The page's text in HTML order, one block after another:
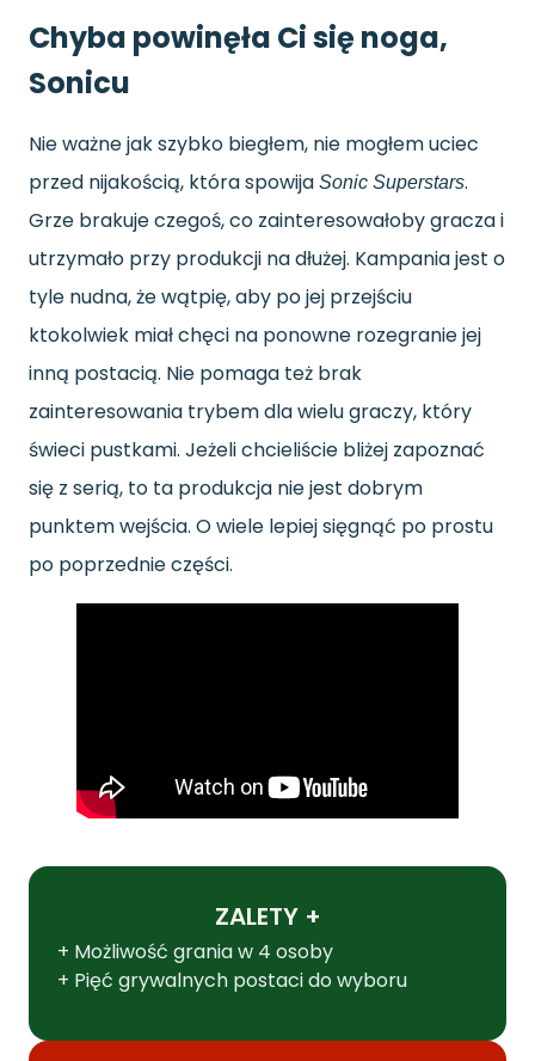
Chyba powinęła Ci się noga,
Sonicu
Nie ważne jak szybko biegłem, nie mogłem uciec
przed nijakością, która spowija Sonic Superstars.
Grze brakuje czegoś, co zainteresowałoby gracza i
utrzymało przy produkcji na dłużej. Kampania jest o
tyle nudna, że wątpię,aby po jej przejściu
ktokolwiek miał chęci na ponowne rozegranie jej
inną postacią. Nie pomaga też brak
zainteresowania trybem dla wielu graczy, który
świeci pustkami. Jeżeli chcieliście bliżej zapoznać
się z serią, to ta produkcja nie jest dobrym
punktem wejścia. O wiele lepiej sięgnąć po prostu
po poprzednie części.
ZALETY +
+ Możliwość grania w 4 osoby
+ Pięć grywalnych postaci do wyboru